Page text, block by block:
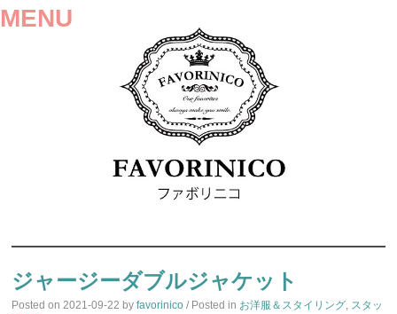
MENU
TO
CONTENT
ジャージーダブルジャケット
Posted on2021-09-22 byfavorinico / Posted in お洋服＆スタイリング, スタッ